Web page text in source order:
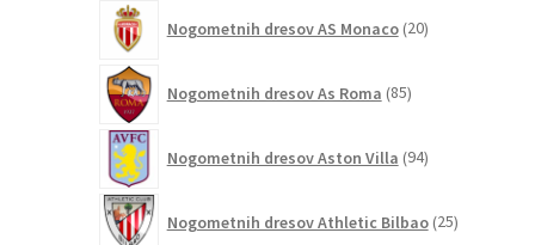
Nogometnih dresov AS Monaco 20izdelkov
Nogometnih dresov As Roma 85izdelkov
Nogometnih dresov Aston Villa 94izdelkov
Nogometnih dresov Athletic Bilbao 25izdelkov